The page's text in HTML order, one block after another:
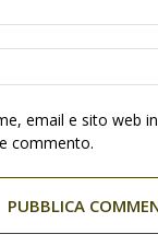
email e sito web
commento.